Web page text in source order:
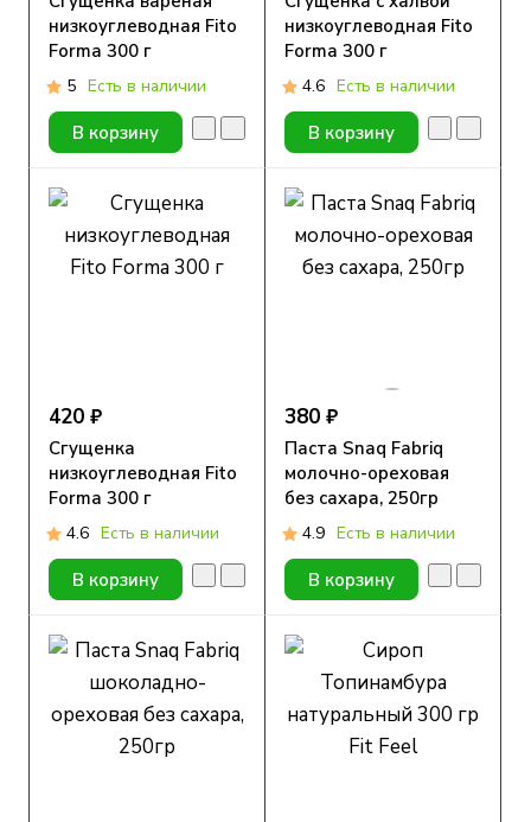
низкоуглеводная Fito
Forma 300 г
5 Есть в наличии
В корзину
низкоуглеводная Fito
Forma 300 г
4.6 Есть в наличии
В корзину
420 ₽
Сгущенка
низкоуглеводная Fito
Forma 300 г
4.6 Есть в наличии
В корзину
380 ₽
Паста Snaq Fabriq
молочно-ореховая
без сахара, 250гр
4.9 Есть в наличии
В корзину